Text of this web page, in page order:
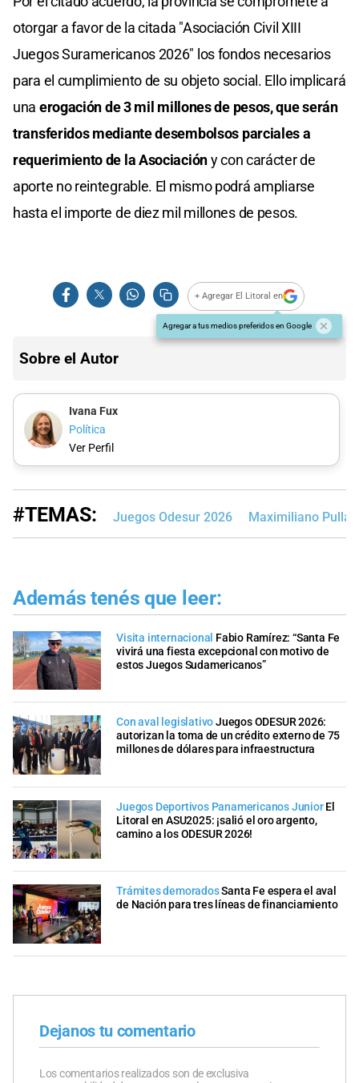
otorgar a favor de la citada "Asociación Civil XIII
Juegos Suramericanos 2026" los fondos necesarios
para el cumplimiento de su objeto social. Ello implicará
una erogación de 3 mil millones de pesos, que serán
transferidos mediante desembolsos parciales a
requerimiento de la Asociacióny con carácter de
aporte no reintegrable. El mismo podrá ampliarse
hasta el importe de diez mil millones de pesos.
+ Agregar El Litoral en
Agregar a tus medios preferidos en Google
Sobre el Autor
Ivana Fux
Política
Ver Perfil
#TEMAS: Juegos Odesur 2026 Maximiliano
Además tenés que leer:
Visita internacional Fabio Ramírez: “Santa Fe
vivirá una fiesta excepcional con motivo de
estos Juegos Sudamericanos”
Con aval legislativoJuegos ODESUR 2026:
autorizan la toma de un crédito externo de 75
millones de dólares para infraestructura
Juegos Deportivos Panamericanos Junior El
Litoral en ASU2025: ¡salió el oro argento,
camino a los ODESUR 2026!
Trámites demoradosSanta Fe espera el aval
de Nación para tres líneas de financiamiento
Dejanos tu comentario
Los comentarios realizados son de exclusiva